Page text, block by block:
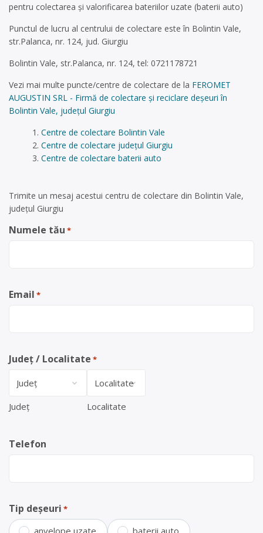
pentru colectarea și valorificarea bateriilor uzate (baterii auto)
Punctul de lucru al centrului de colectare este în Bolintin Vale,
str.Palanca, nr. 124, jud. Giurgiu
Bolintin Vale, str.Palanca, nr. 124, tel: 0721178721
Vezi mai multe puncte/centre de colectare de la FEROMET
AUGUSTIN SRL - Firmă de colectare și reciclare deșeuri în
Bolintin Vale, județul Giurgiu
Centre de colectare Bolintin Vale
Centre de colectare județul Giurgiu
Centre de colectare baterii auto
Trimite un mesaj acestui centru de colectare din Bolintin Vale,
județul Giurgiu
Numele tău *
Email *
Județ / Localitate *
Județ Localitate
Telefon
Tip deșeuri *
anvelope uzate baterii auto